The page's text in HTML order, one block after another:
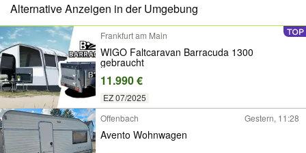
Alternative Anzeigen in der Umgebung
Frankfurt am Main
WIGO Faltcaravan Barracuda 1300
gebraucht
11.990 €
EZ 07/2025
Offenbach
Gestern, 11:28
Avento Wohnwagen